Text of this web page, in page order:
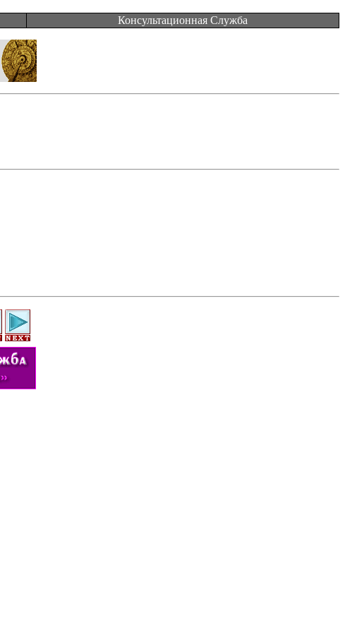
Консультационная Служба